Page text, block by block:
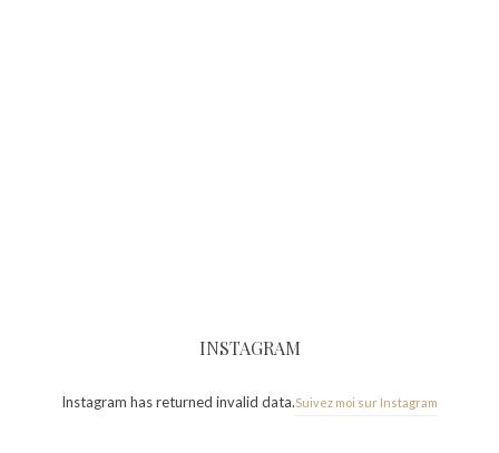
INSTAGRAM
Instagram has returned invalid data.Suivez moi sur Instagram